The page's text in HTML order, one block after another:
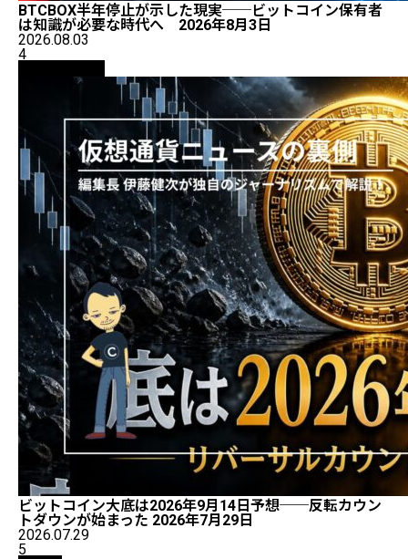
BTCBOX半年停止が示した現実──ビットコイン保有者
は知識が必要な時代へ 2026年8月3日
2026.08.03
4
ビットコイン大底は2026年9月14日予想──反転カウン
トダウンが始まった 2026年7月29日
2026.07.29
5